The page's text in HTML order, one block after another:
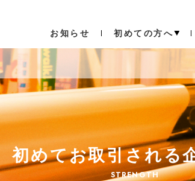
お知らせ 初めての方へ
初めてお取引される
STRENGTH